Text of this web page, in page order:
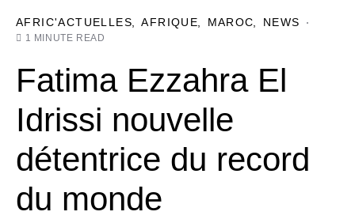
AFRIC'ACTUELLES AFRIQUE MAROC NEWS
1 MINUTE READ
Fatima Ezzahra El
Idrissi nouvelle
détentrice du record
du monde